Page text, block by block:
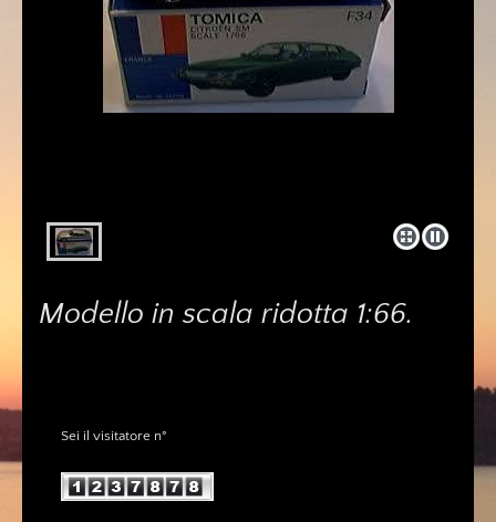
Modello in scala ridotta 1:66.
Sei il visitatore n°